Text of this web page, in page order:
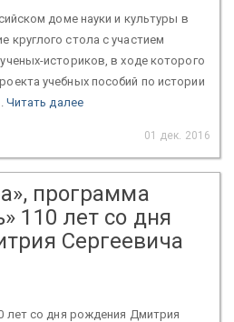
доме науки и культуры в
круглого стола с участием
историков, в ходе которого
учебных пособий по истории
Читать далее
01 дек. 2016
программа
110 лет со дня
Сергеевича
лет со дня рождения Дмитрия